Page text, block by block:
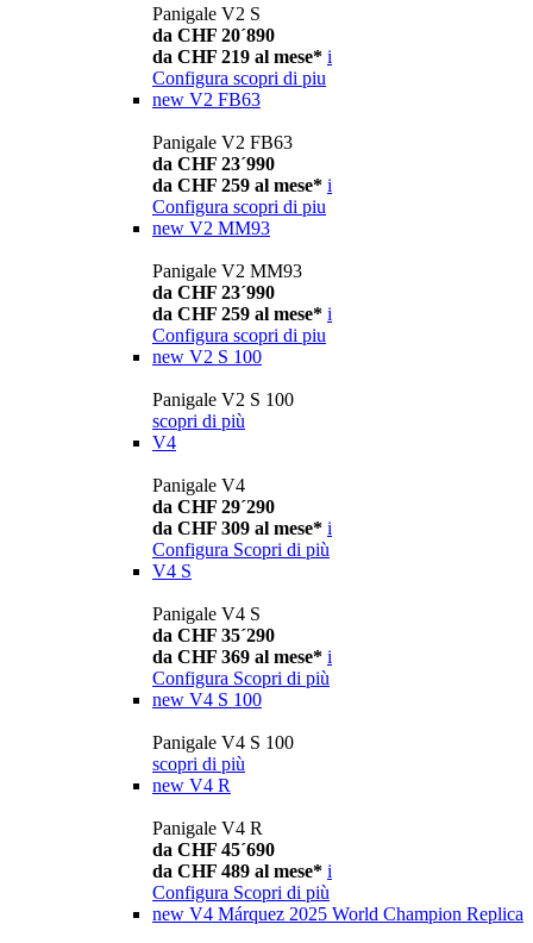
Panigale V2 S
da CHF 20´890
da CHF 219 al mese* i
Configura scopri di piu
new V2 FB63
Panigale V2 FB63
da CHF 23´990
da CHF 259 al mese* i
Configura scopri di piu
new V2 MM93
Panigale V2 MM93
da CHF 23´990
da CHF 259 al mese* i
Configura scopri di piu
new V2 S 100
Panigale V2 S 100
scopri di più
V4
Panigale V4
da CHF 29´290
da CHF 309 al mese* i
Configura Scopri di più
V4 S
Panigale V4 S
da CHF 35´290
da CHF 369 al mese* i
Configura Scopri di più
new V4 S 100
Panigale V4 S 100
scopri di più
new V4 R
Panigale V4 R
da CHF 45´690
da CHF 489 al mese* i
Configura Scopri di più
new V4 Márquez 2025 World Champion Replica